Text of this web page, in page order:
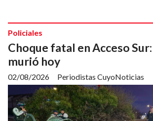
Choque fatal en Acceso
murió hoy
Periodistas CuyoNoticias
Policiales
02/08/2026